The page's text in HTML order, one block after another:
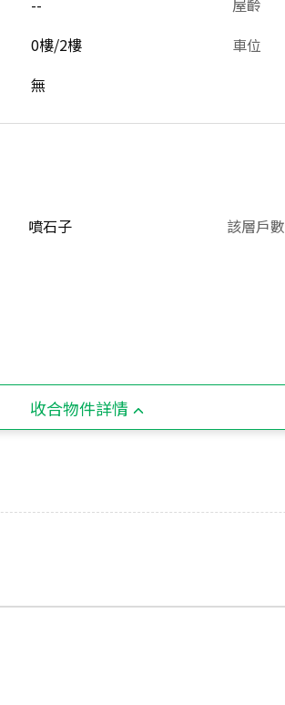
-- 屋齡
0樓/2樓 車位
無
噴石子 該層戶數
收合物件詳情